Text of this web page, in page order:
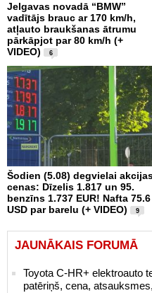
Jelgavas novadā “BMW”
vadītājs brauc ar 170 km/h,
atļauto braukšanas ātrumu
pārkāpjot par 80 km/h (+
VIDEO)
6
Šodien (5.08) degvielai
cenas: Dīzelis 1.817 un 95.
benzīns 1.737 EUR! Nafta 75.6
USD par barelu (+ VIDEO)
9
JAUNĀKAIS FORUMĀ
Toyota C-HR+ elektroauto
patēriņš, cena,